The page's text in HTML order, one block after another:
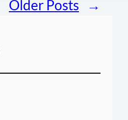
Older Posts
→